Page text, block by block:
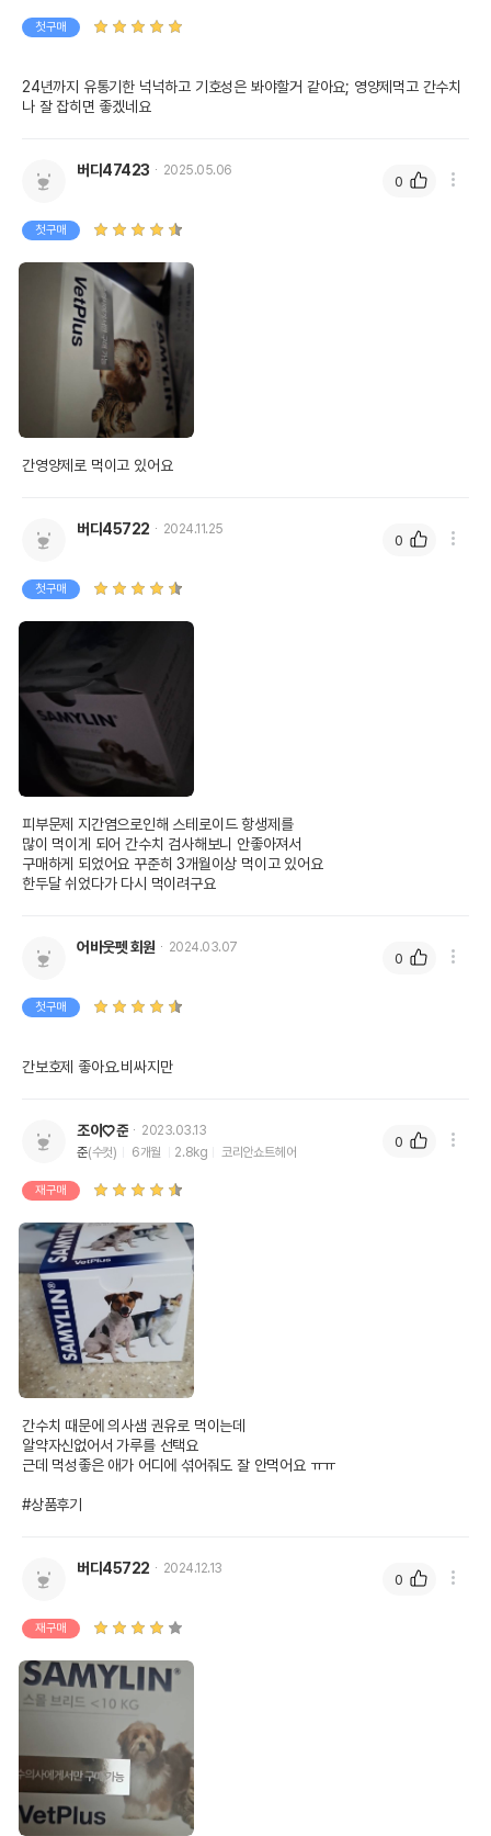
첫구매
24년까지 유통기한 넉넉하고 기호성은 봐야할거 같아요; 영양제먹고 간수치
나 잘 잡히면 좋겠네요
버디47423 2025.05.06
첫구매
간영양제로 먹이고 있어요
0
버디45722 2024.11.25
첫구매
피부문제 지간염으로인해 스테로이드 항생제를
많이 먹이게 되어 간수치 검사해보니 안좋아져서
구매하게 되었어요 꾸준히 3개월이상 먹이고 있어요
한두달 쉬었다가 다시 먹이려구요
0
어바웃펫 회원 2024.03.07
첫구매
간보호제 좋아요.비싸지만
0
조이♡준
2023.03.13
준(수컷) 6개월 2.8kg 코리안쇼트헤어
재구매
간수치 때문에 의사샘 권유로 먹이는데
알약자신없어서 가루를 선택요
근데 먹성좋은 애가 어디에 섞어줘도 잘 안먹어요 ㅠㅠ
#상품후기
0
버디45722 2024.12.13
재구매
0